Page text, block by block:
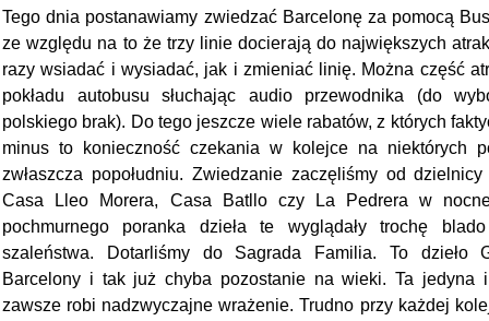
Tego dnia postanawiamy zwiedzać Barcelonę za pomocą
ze względu na to że trzy linie docierają do największych
razy wsiadać i wysiadać, jak i zmieniać linię. Można część
pokładu autobusu słuchając audio przewodnika (do
polskiego brak). Do tego jeszcze wiele rabatów, z których
minus to konieczność czekania w kolejce na niektórych
zwłaszcza popołudniu. Zwiedzanie zaczęliśmy od
Casa Lleo Morera, Casa Batllo czy La Pedrera w
pochmurnego poranka dzieła te wyglądały trochę
szaleństwa. Dotarliśmy do Sagrada Familia. To dzieło
Barcelony i tak już chyba pozostanie na wieki. Ta jedyna
zawsze robi nadzwyczajne wrażenie. Trudno przy każdej